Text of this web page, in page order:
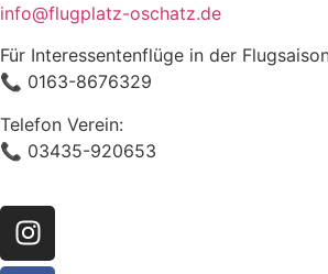
info@flugplatz-oschatz.de
Für Interessentenflüge in der
📞 0163-8676329
Telefon Verein:
📞 03435-920653